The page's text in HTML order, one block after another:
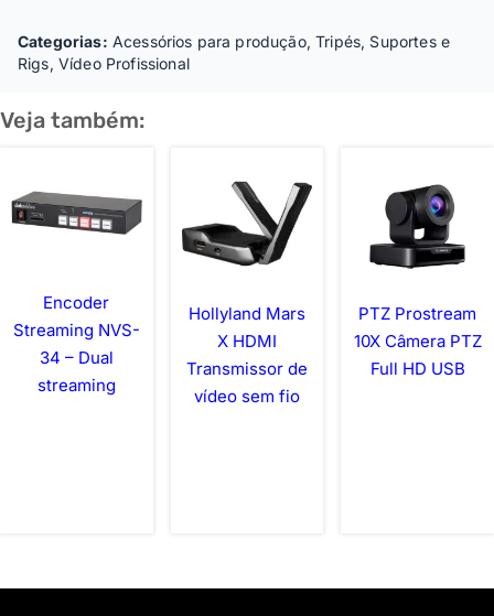
Categorias: Acessórios para produção,Tripés, Suportes e
Rigs, Vídeo Profissional
Veja também:
Encoder
Streaming NVS-
34 – Dual
streaming
Hollyland Mars
X HDMI
Transmissor de
vídeo sem fio
PTZ Prostream
10X Câmera PTZ
Full HD USB